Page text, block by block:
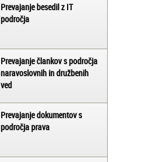
Prevajanje besedil z IT
področja
Prevajanje člankov s področja
naravoslovnih in družbenih
ved
Prevajanje dokumentov s
področja prava